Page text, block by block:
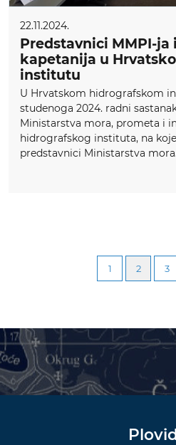
22.11.2024.
Predstavnici MMPI-ja
kapetanija u
institutu
U Hrvatskom hidrografskom
studenoga 2024. radni
Ministarstva mora, prometa i
hidrografskog instituta, na
predstavnici Ministarstva
1 2 3